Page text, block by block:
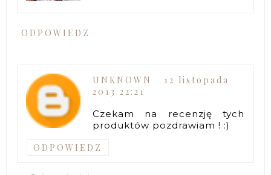
ODPOWIEDZ
UNKNOWN
12 listopada
2013 22:21
Czekam na recenzję tych
produktów pozdrawiam ! :)
ODPOWIEDZ